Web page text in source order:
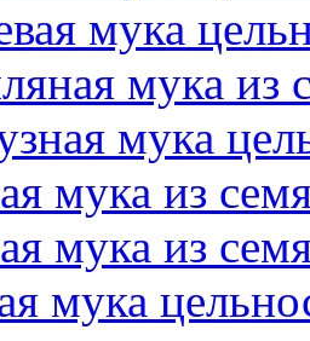
мука
мука из
мука
мука из
мука из
мука